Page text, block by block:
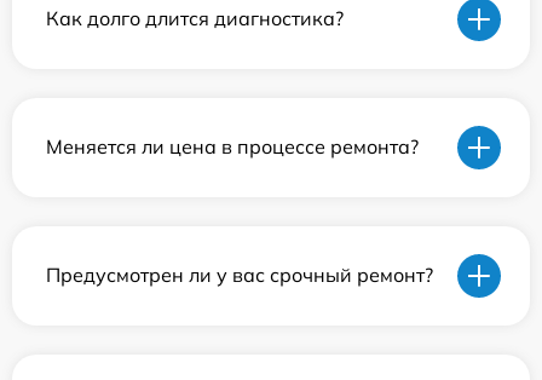
Как долго длится диагностика?
Меняется ли цена в процессе ремонта?
Предусмотрен ли у вас срочный ремонт?